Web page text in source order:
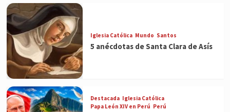
Iglesia Católica Mundo Santos
5 anécdotas de Santa Clara de Asís
Destacada Iglesia Católica
Papa León XIV en Perú Perú